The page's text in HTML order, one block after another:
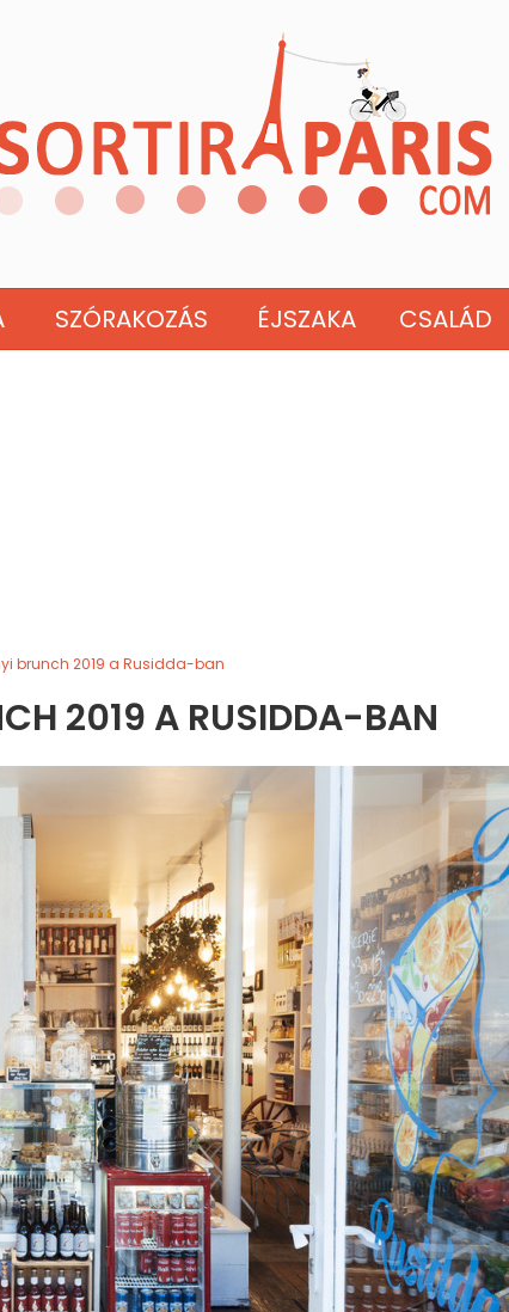
SZÓRAKOZÁS ÉJSZAKA CSALÁD
brunch 2019 a Rusidda-ban
2019 A RUSIDDA-BAN